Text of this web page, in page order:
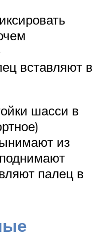
вставляют в
шасси в
из
палец в